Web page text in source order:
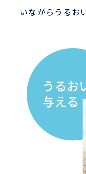
いながらうるお